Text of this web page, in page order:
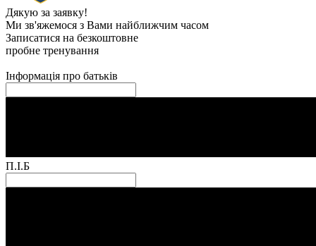
Дякую за заявку!
Ми зв'яжемося з Вами найближчим часом
Записатися на безкоштовне
пробне тренування
Інформація про батьків
П.І.Б